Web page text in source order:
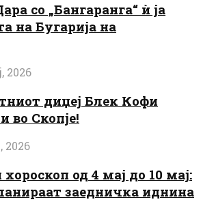
со „Бангаранга“ ѝ ја
на Бугарија на
2026
диџеј Блек Кофи
во Скопје!
2026
од 4 мај до 10 мај:
заедничка иднина